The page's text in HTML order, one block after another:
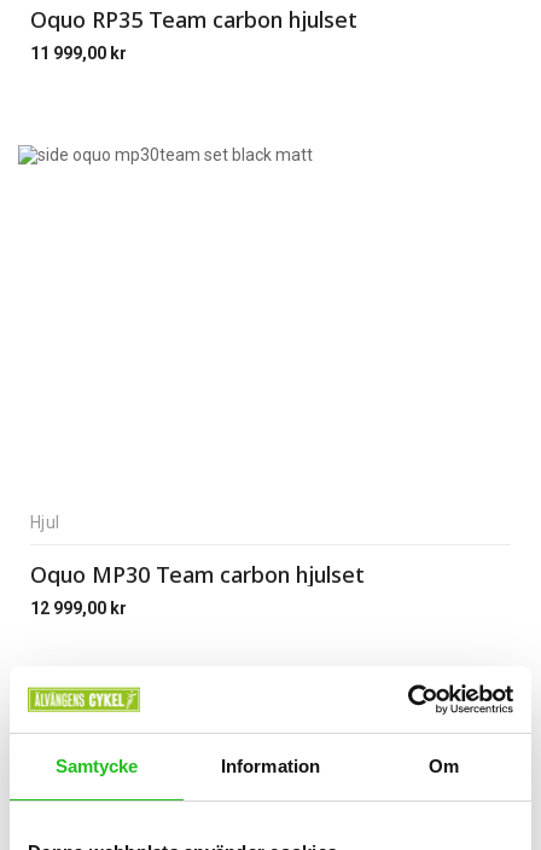
Samtycke Information Om
Oquo RP35 Team carbon hjulset
11 999,00 kr
Hjul
Oquo MP30 Team carbon hjulset
12 999,00 kr